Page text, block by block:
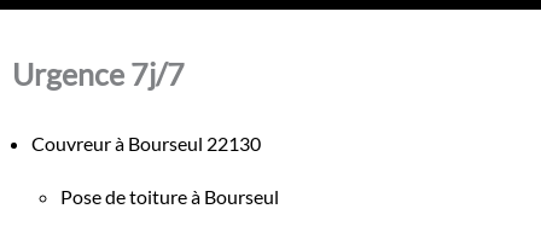
Urgence 7j/7
Couvreur à Bourseul 22130
Pose de toiture à Bourseul